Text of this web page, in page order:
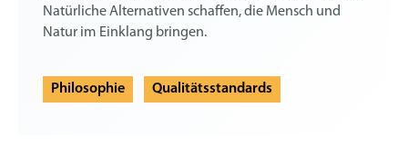
Natürliche Alternativen schaffen, die Mensch und
Natur im Einklang bringen.
Philosophie Qualitätsstandards